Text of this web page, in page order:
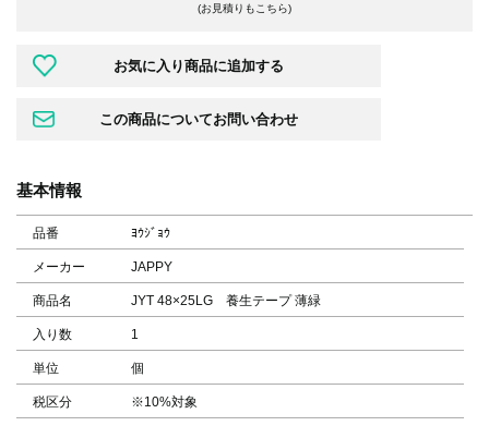
(お見積りもこちら)
基本情報
品番 ﾖｳｼﾞｮｳ
メーカー JAPPY
商品名 JYT 48×25LG 養生テープ 薄緑
入り数 1
単位 個
税区分 ※10%対象